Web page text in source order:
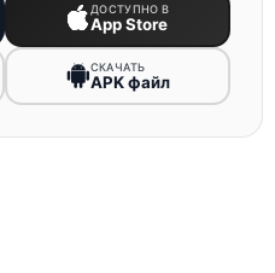
ДОСТУПНО В
App Store
СКАЧАТЬ
APK файл